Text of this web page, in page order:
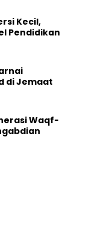
Kecil,
Pendidikan
di Jemaat
Waqf-